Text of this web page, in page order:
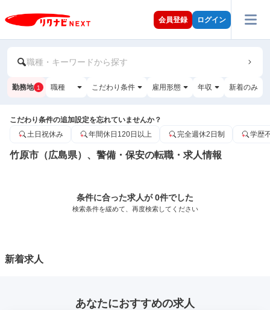
会員登録 ログイン
職種・キーワードから探す
勤務地 1 職種 こだわり条件 雇用形態 年収 新着のみ
こだわり条件の追加設定を忘れていませんか？
土日祝休み
年間休日120日以上 完全週休2日制 学歴
竹原市（広島県）、警備・保安の転職・求人情報
条件に合った求人が 0件でした
検索条件を緩めて、再度検索してください
新着求人
あなたにおすすめの求人